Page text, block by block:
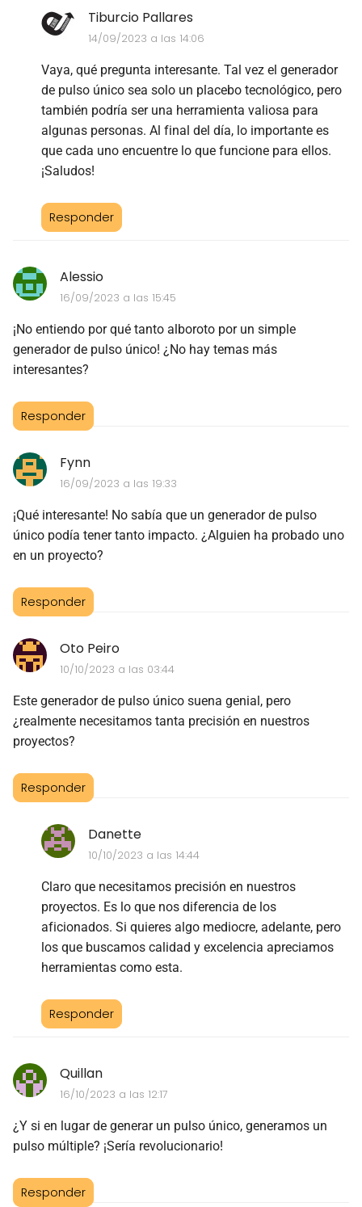
Tiburcio Pallares
14/09/2023 a las 14:06
Vaya, qué pregunta interesante. Tal vez el generador
de pulso único sea solo un placebo tecnológico, pero
también podría ser una herramienta valiosa para
algunas personas. Al final del día, lo importante es
que cada uno encuentre lo que funcione para ellos.
¡Saludos!
Responder
Alessio
16/09/2023 a las 15:45
¡No entiendo por qué tanto alboroto por un simple
generador de pulso único! ¿No hay temas más
interesantes?
Responder
Fynn
16/09/2023 a las 19:33
¡Qué interesante! No sabía que un generador de pulso
único podía tener tanto impacto. ¿Alguien ha probado uno
en un proyecto?
Responder
Oto Peiro
10/10/2023 a las 03:44
Este generador de pulso único suena genial, pero
¿realmente necesitamos tanta precisión en nuestros
proyectos?
Responder
Danette
10/10/2023 a las 14:44
Claro que necesitamos precisión en nuestros
proyectos. Es lo que nos diferencia de los
aficionados. Si quieres algo mediocre, adelante, pero
los que buscamos calidad y excelencia apreciamos
herramientas como esta.
Responder
Quillan
16/10/2023 a las 12:17
¿Y si en lugar de generar un pulso único, generamos un
pulso múltiple? ¡Sería revolucionario!
Responder